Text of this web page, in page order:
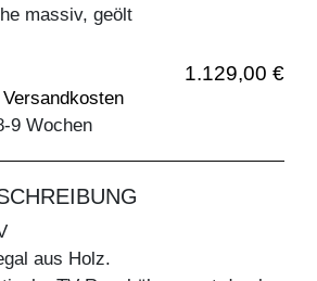
massiv, geölt
1.129,00 €
9 Wochen
aus Holz.